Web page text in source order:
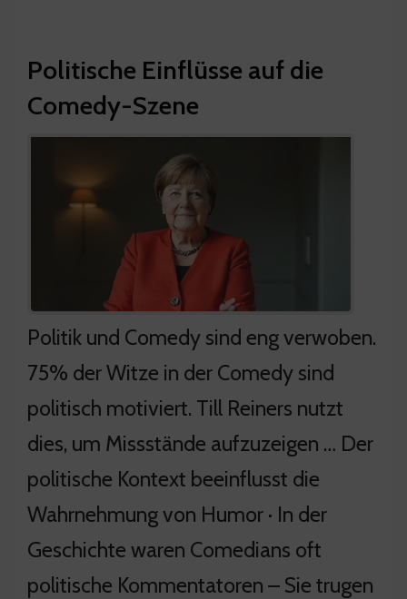
Politische Einflüsse auf die
Comedy-Szene
Politik und Comedy sind eng verwoben.
75% der Witze in der Comedy sind
politisch motiviert. Till Reiners nutzt
dies, um Missstände aufzuzeigen … Der
politische Kontext beeinflusst die
Wahrnehmung von Humor · In der
Geschichte waren Comedians oft
politische Kommentatoren – Sie trugen